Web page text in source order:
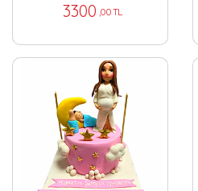
3300 ,00 TL